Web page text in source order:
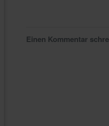
Einen Kommentar